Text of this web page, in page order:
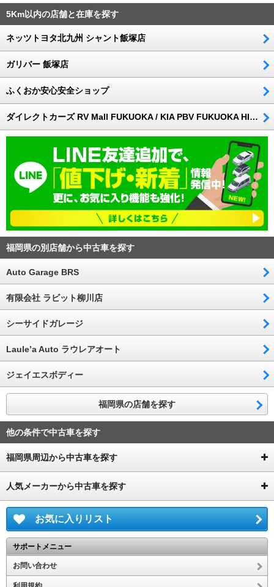
5Km以内の店舗と在庫を探す
ネッツトヨタ北九州 シャント飯塚店
ガリバー 飯塚店
ふくおか安心安全ショップ
ダイレクトカーズ RV Mall FUKUOKA / KIA PBV FUKUOKA HIGASHI
福岡県の別店舗から中古車を探す
Auto Garage BRS
有限会社 ラビット柳川店
シーサイドガレージ
Laule’a Auto ラウレアオート
ジェイエスボディー
福岡県の店舗を探す
他の条件で中古車を探す
福岡県周辺から中古車を探す
人気メーカーから中古車を探す
お気に入りリスト
サポートメニュー
お問い合わせ